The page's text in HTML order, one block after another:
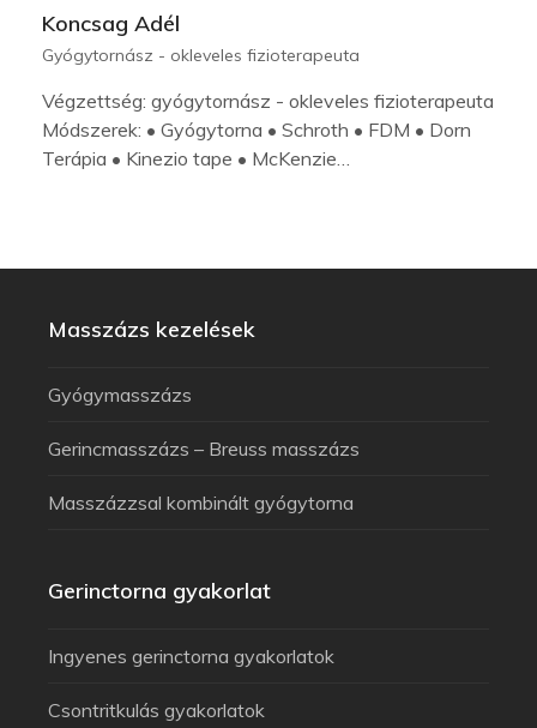
Koncsag Adél
Gyógytornász - okleveles fizioterapeuta
Végzettség: gyógytornász - okleveles fizioterapeuta
Módszerek: • Gyógytorna • Schroth • FDM • Dorn
Terápia • Kinezio tape • McKenzie…
Masszázs kezelések
Gyógymasszázs
Gerincmasszázs – Breuss masszázs
Masszázzsal kombinált gyógytorna
Gerinctorna gyakorlat
Ingyenes gerinctorna gyakorlatok
Csontritkulás gyakorlatok